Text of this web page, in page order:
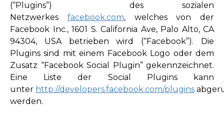
(“Plugins”) des sozialen
Netzwerkes facebook.com, welches von der
Facebook Inc., 1601 S. California Ave, Palo Alto, CA
94304, USA betrieben wird (“Facebook”). Die
Plugins sind mit einem Facebook Logo oder dem
Zusatz “Facebook Social Plugin” gekennzeichnet.
Eine Liste der Social Plugins kann
unter http://developers.facebook.com/plugins
werden.